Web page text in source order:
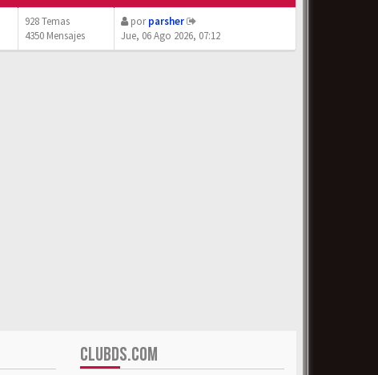
928 Temas
4350 Mensajes
porparsher
Jue, 06 Ago 2026, 07:12
CLUBDS.COM